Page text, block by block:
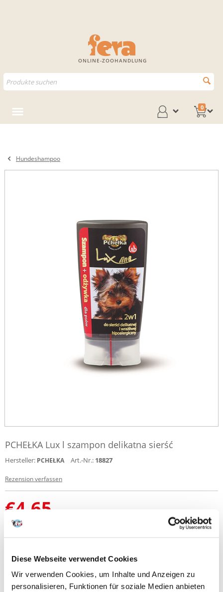
Diese Webseite verwendet Cookies
Wir verwenden Cookies, um Inhalte und Anzeigen zu
personalisieren, Funktionen für soziale Medien anbieten
ONLINE-ZOOHANDLUNG
0
Hundeshampoo
PCHEŁKA Lux l szampon delikatna sierść
Hersteller: PCHEŁKA Art.-Nr.: 18827
Rezension verfassen
€4.65
SENDEN IN 72 STUNDEN
Produktbeschreibung